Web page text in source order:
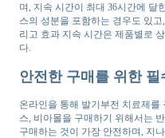
며, 지속 시간이 최대 36시간에 달
스의 성분을 포함하는 경우도 있
리고 효과 지속 시간은 제품별로
다.
안전한 구매를 위한
온라인을 통해 발기부전 치료제
스, 비아몰을 구매하기 위해서는
구매하는 것이 가장 안전하며, 지